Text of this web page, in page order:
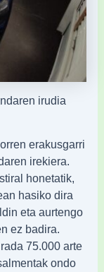
irudia
erakusgarri
irekiera.
honetatik,
hasiko dira
eta aurtengo
ez badira.
75.000 arte
ondo